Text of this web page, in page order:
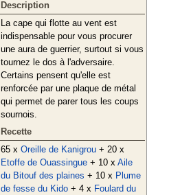
Description
La cape qui flotte au vent est
indispensable pour vous procurer
une aura de guerrier, surtout si vous
tournez le dos à l'adversaire.
Certains pensent qu'elle est
renforcée par une plaque de métal
qui permet de parer tous les coups
sournois.
Recette
65 x Oreille de Kanigrou+ 20 x
Etoffe de Ouassingue+ 10 x Aile
du Bitouf des plaines + 10 x Plume
de fesse du Kido+ 4 x Foulard du